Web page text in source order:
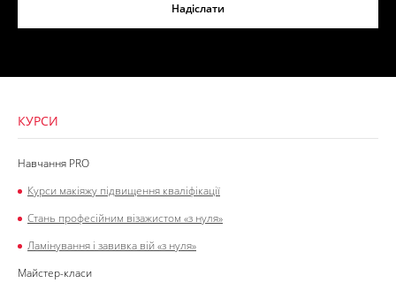
Надіслати
КУРСИ
Навчання PRO
Курси макіяжу підвищення кваліфікації
Стань професійним візажистом «з нуля»
Ламінування і завивка вій «з нуля»
Майстер-класи